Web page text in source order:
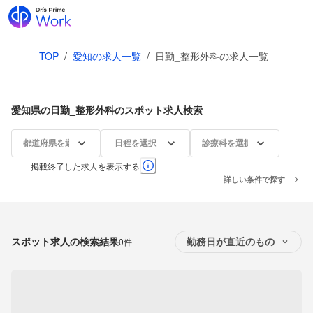
TOP / 愛知の求人一覧 / 日勤_整形外科の求人一覧
愛知県の日勤_整形外科のスポット求人検索
都道府県を選択 日程を選択 診療科を選択
掲載終了した求人を表示する
詳しい条件で探す
スポット求人の検索結果0件 勤務日が直近のもの